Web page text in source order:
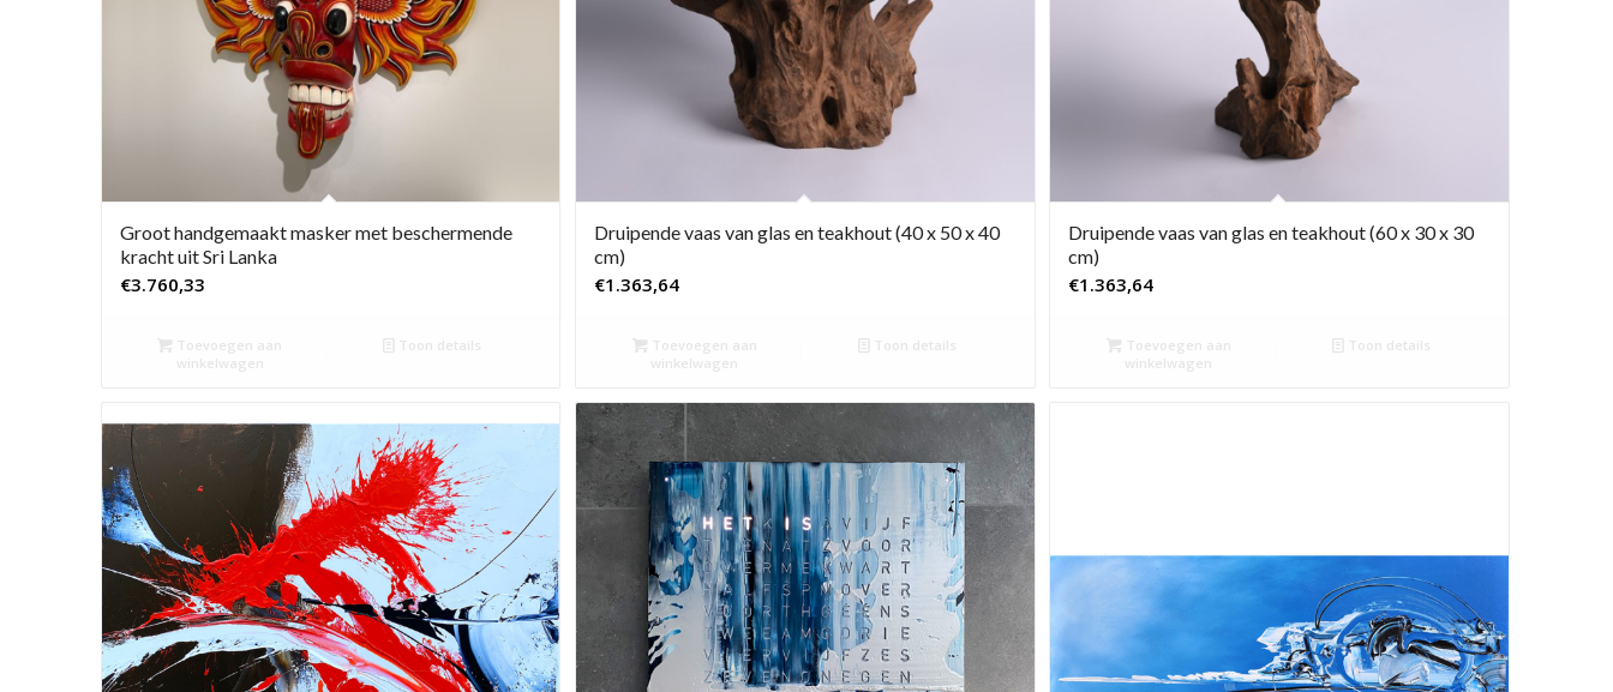
Groot handgemaakt masker met beschermende
kracht uit Sri Lanka
€3.760,33
Toevoegen aan
winkelwagen
Toon details
Druipende vaas van glas en teakhout (40 x 50 x 40
cm)
€1.363,64
Toevoegen aan
winkelwagen
Toon details
Druipende vaas van glas en teakhout (60 x 30 x 30
cm)
€1.363,64
Toevoegen aan
winkelwagen
Toon details